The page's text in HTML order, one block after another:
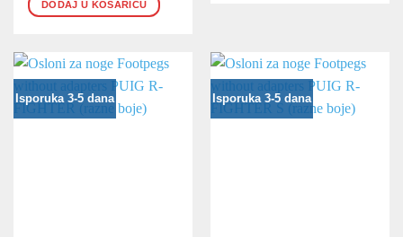
DODAJ U KOŠARICU
Isporuka 3-5 dana Isporuka 3-5 dana